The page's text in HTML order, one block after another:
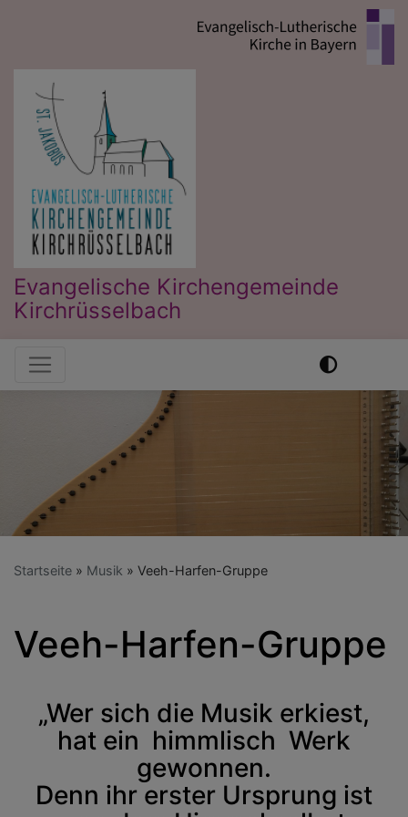
Evangelische Kirchengemeinde
Kirchrüsselbach
Hauptnavigation
Startseite Musik Veeh-Harfen-Gruppe
Veeh-Harfen-Gruppe
„Wer sich die Musik erkiest,
hat ein himmlisch Werk
gewonnen.
Denn ihr erster Ursprung ist